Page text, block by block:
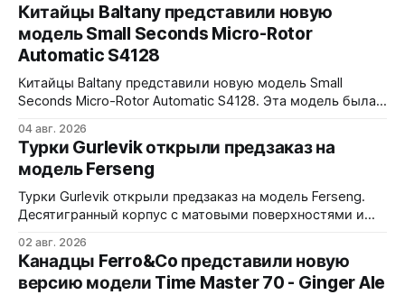
Китайцы Baltany представили новую
модель Small Seconds Micro-Rotor
Automatic S4128
Китайцы Baltany представили новую модель Small
Seconds Micro-Rotor Automatic S4128. Эта модель была
давлением спроса) - всё-таки выпущена в регулярной
коллекции Baltany. Четыре варианта - white, black, blue и
green. Микроротор, MOP циферблат с радиальным
рисунком, малая секундная стрелка синёного цвета.
38x10x44,2
04 авг. 2026
Турки Gurlevik открыли предзаказ на
модель Ferseng
Турки Gurlevik открыли предзаказ на модель Ferseng.
Десятигранный корпус с матовыми поверхностями и
узором из полированных ромбов. Шесть вариантов -
Blue, Gold, Ice, Coral, Purple и Green Turquoise 38x10x44
мм. Сапфировое стекло, 5 ATM. Miyota 9039 690
02 авг. 2026
Канадцы Ferro&Co представили новую
версию модели Time Master 70 - Ginger Ale